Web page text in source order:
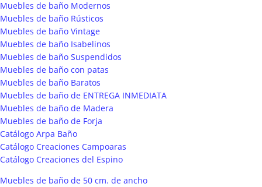
Muebles de baño Modernos
Muebles de baño Rústicos
Muebles de baño Vintage
Muebles de baño Isabelinos
Muebles de baño Suspendidos
Muebles de baño con patas
Muebles de baño Baratos
Muebles de baño de ENTREGA INMEDIATA
Muebles de baño de Madera
Muebles de baño de Forja
Catálogo Arpa Baño
Catálogo Creaciones Campoaras
Catálogo Creaciones del Espino
Muebles de baño de 50 cm. de ancho